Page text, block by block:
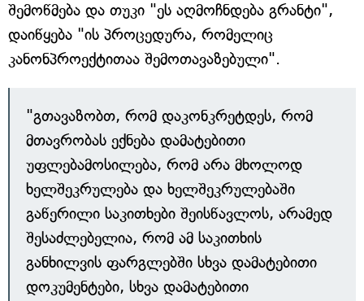
შემოწმება და თუკი "ეს აღმოჩნდება გრანტი",
დაიწყება "ის პროცედურა, რომელიც
კანონპროექტითაა შემოთავაზებული".
"გთავაზობთ, რომ დაკონკრეტდეს, რომ
მთავრობას ექნება დამატებითი
უფლებამოსილება, რომ არა მხოლოდ
ხელშეკრულება და ხელშეკრულებაში
გაწერილი საკითხები შეისწავლოს, არამედ
შესაძლებელია, რომ ამ საკითხის
განხილვის ფარგლებში სხვა დამატებითი
დოკუმენტები, სხვა დამატებითი